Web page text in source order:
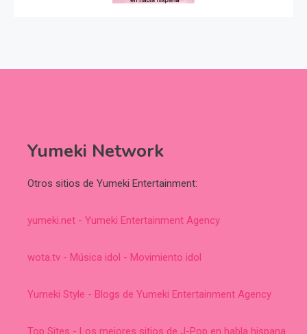
Yumeki Network
Otros sitios de Yumeki Entertainment:
yumeki.net - Yumeki Entertainment Agency
wota.tv - Música idol - Movimiento idol
Yumeki Style - Blogs de Yumeki Entertainment Agency
Top Sites - Los mejores sitios de J-Pop en habla hispana